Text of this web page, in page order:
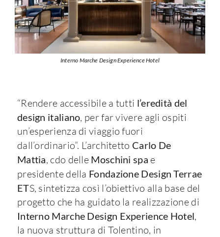
Interno Marche Design Experience Hotel
“Rendere accessibile a tutti l’eredità del
design italiano, per far vivere agli ospiti
un’esperienza di viaggio fuori
dall’ordinario”. L’architetto Carlo De
Mattia, cdo delle Moschini spa e
presidente della Fondazione Design Terrae
ETS, sintetizza così l’obiettivo alla base del
progetto che ha guidato la realizzazione di
Interno Marche Design Experience Hotel,
la nuova struttura di Tolentino, in